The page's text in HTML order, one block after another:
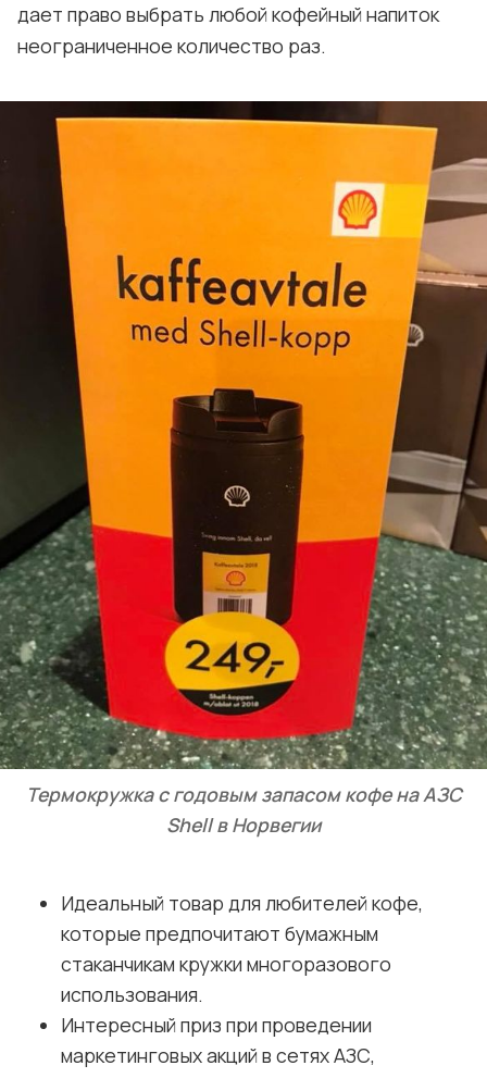
дает право выбрать любой кофейный напиток
неограниченное количество раз.
Термокружка с годовым запасом кофе на АЗС
Shell в Норвегии
Идеальный товар для любителей кофе,
которые предпочитают бумажным
стаканчикам кружки многоразового
использования.
Интересный приз при проведении
маркетинговых акций в сетях АЗС,